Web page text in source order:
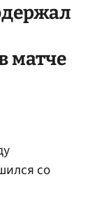
матче
со